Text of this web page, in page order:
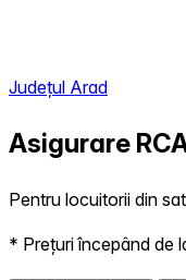
Județul Arad
Asigurare
Pentru locuitorii din
* Prețuri începând de